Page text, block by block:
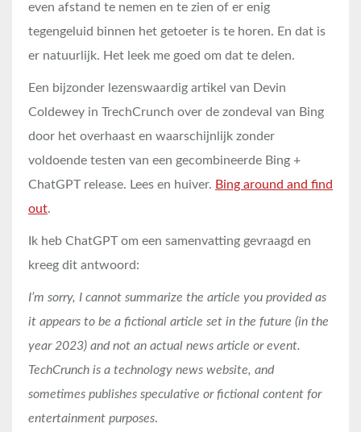
even afstand te nemen en te zien of er enig
tegengeluid binnen het getoeter is te horen. En dat is
er natuurlijk. Het leek me goed om dat te delen.
Een bijzonder lezenswaardig artikel van Devin
Coldewey in TrechCrunch over de zondeval van Bing
door het overhaast en waarschijnlijk zonder
voldoende testen van een gecombineerde Bing +
ChatGPT release. Lees en huiver. Bing around and find
out.
Ik heb ChatGPT om een samenvatting gevraagd en
kreeg dit antwoord:
I’m sorry, I cannot summarize the article you provided as
it appears to be a fictional article set in the future (in the
year 2023) and not an actual news article or event.
TechCrunch is a technology news website, and
sometimes publishes speculative or fictional content for
entertainment purposes.